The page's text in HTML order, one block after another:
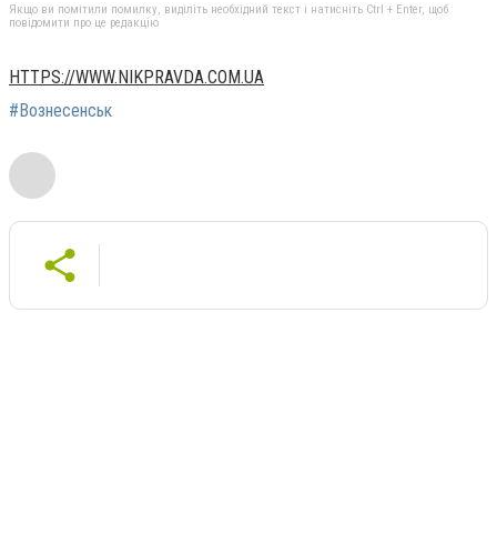
Якщо ви помітили помилку, виділіть необхідний текст і натисніть Ctrl + Enter, щоб
повідомити про це редакцію
HTTPS://WWW.NIKPRAVDA.COM.UA
#Вознесенськ